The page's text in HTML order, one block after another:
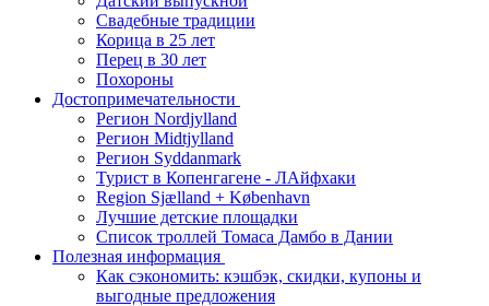
Свадебные традиции
Корица в 25 лет
Перец в 30 лет
Похороны
Достопримечательности
Регион Nordjylland
Регион Midtjylland
Регион Syddanmark
Турист в Копенгагене - ЛАйфхаки
Region Sjælland + København
Лучшие детские площадки
Список троллей Томаса Дамбо в Дании
Полезная информация
Как сэкономить: кэшбэк, скидки, купоны и
выгодные предложения